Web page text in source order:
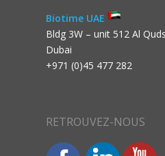
Biotime UAE
Bldg 3W – unit 512 Al
Dubai
+971 (0)45 477 282
RETROUVEZ-NOUS